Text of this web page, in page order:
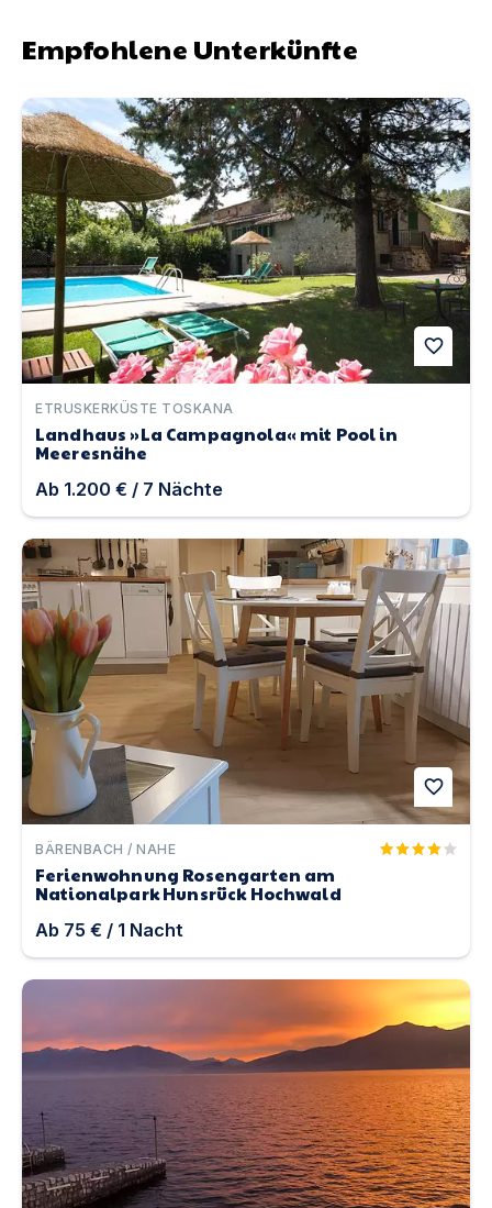
Empfohlene Unterkünfte
Landhaus »La Campagnola« mit Pool in Meeresnähe |
favorite
ETRUSKERKÜSTE TOSKANA
Landhaus »La Campagnola« mit Pool in
Meeresnähe
Ab 1.200 € / 7 Nächte
Ferienwohnung Rosengarten am Nationalpark
favorite
BÄRENBACH / NAHE
Ferienwohnung Rosengarten am
Nationalpark Hunsrück Hochwald
Ab 75 € / 1 Nacht
Hundeferien DIREKT am Wasser des Lago Maggiore